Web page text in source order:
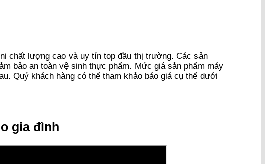
chất lượng cao và uy tín top đầu thị trường. Các sản
bảo an toàn vệ sinh thực phẩm. Mức giá sản phẩm máy
Quý khách hàng có thể tham khảo báo giá cụ thể dưới
gia đình